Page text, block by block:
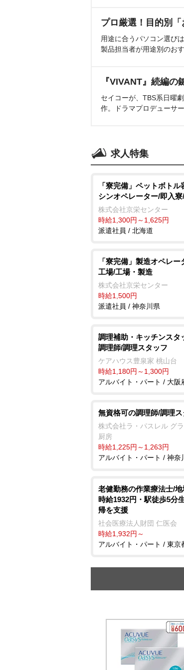
プロ厳選！目的別
用途に合うパソコン選び
製品担当者が用途別のお
『VIVANT』続編
セイコーが、TBS系日曜
作。ドラマプロデューサ
求人特集
「寮完備」ペットボト
シンオペレーター/即入
株式会社京栄センター
時給1,300円～1,625円
派遣社員 / 北海道
「寮完備」製造オペレー
工場/工場・製造
株式会社京栄センター
時給1,500円
派遣社員 / 神奈川県
調理補助・キッチンスタ
調理師/調理スタッフ
ケアハウス豊泉家 桃山台
時給1,180円～1,300円
アルバイト・パート / 大阪
無資格可の調理師/調理ス
株式会社ラ・パスレル グ
厨房
時給1,225円～1,263円
アルバイト・パート / 神奈
老健勤務の作業療法士/
時給1932円・駅徒歩5分
帰を支援
社会医療法人財団 仁医会
時給1,932円～
アルバイト・パート / 東京